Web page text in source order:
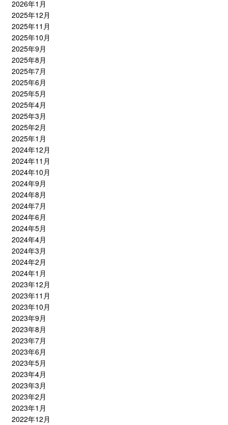
2026年1月
2025年12月
2025年11月
2025年10月
2025年9月
2025年8月
2025年7月
2025年6月
2025年5月
2025年4月
2025年3月
2025年2月
2025年1月
2024年12月
2024年11月
2024年10月
2024年9月
2024年8月
2024年7月
2024年6月
2024年5月
2024年4月
2024年3月
2024年2月
2024年1月
2023年12月
2023年11月
2023年10月
2023年9月
2023年8月
2023年7月
2023年6月
2023年5月
2023年4月
2023年3月
2023年2月
2023年1月
2022年12月